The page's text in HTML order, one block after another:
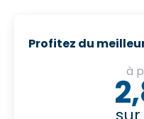
Profitez du
à